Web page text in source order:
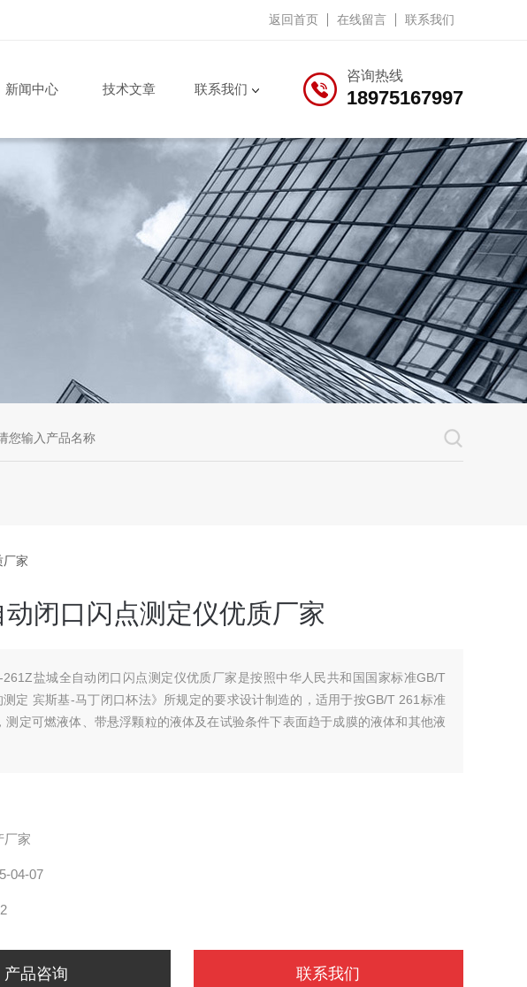
返回首页 在线留言 联系我们
咨询热线
18975167997
新闻中心 技术文章 联系我们
家
闭口闪点测定仪优质厂家
261Z盐城全自动闭口闪点测定仪优质厂家是按照中华人民共和国国家标准GB/T
定 宾斯基-马丁闭口杯法》所规定的要求设计制造的，适用于按GB/T 261标准
测定可燃液体、带悬浮颗粒的液体及在试验条件下表面趋于成膜的液体和其他液
厂家
04-07
产品咨询 联系我们